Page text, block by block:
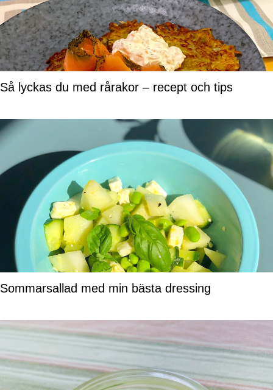
Så lyckas du med rårakor – recept och tips
Sommarsallad med min bästa dressing